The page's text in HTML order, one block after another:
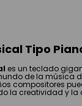
Tipo
es un teclado
de la música
compositores
la creatividad y la